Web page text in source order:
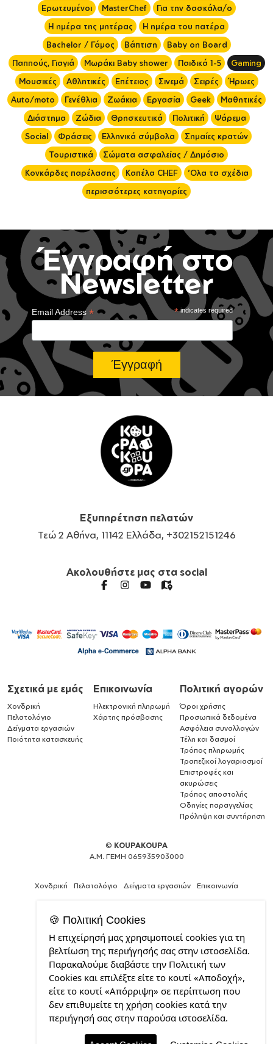
Ερωτευμένοι MasterChef
Για την δασκάλα/ο
Η ημέρα της μητέρας
Η ημέρα του πατέρα
Bachelor / Γάμος
Βάπτιση
Baby on Board
Παππούς, Γιαγιά
Μωράκι Baby shower Παιδικά 1-5
Gaming
Μουσικές
Αθλητικές Επέτειος Σινεμά Σειρές
Ήρωες
Auto/moto
Γενέθλια Ζωάκια Εργασία Geek
Μαθητικές
Διάστημα
Ζώδια Θρησκευτικά Πολιτική
Ψάρεμα
Social
Φράσεις Ελληνικά σύμβολα
Σημαίες κρατών
Τουριστικά
Σώματα ασφαλείας / Δημόσιο
Κονκάρδες παρέλασης
Καπέλα CHEF
'Ολα τα σχέδια
περισσότερες κατηγορίες
Έγγραφή στο
Newsletter
*indicates required
Email Address*
Εξυπηρέτηση πελατών
Τεώ 2 Αθήνα, 11142 Ελλάδα, +302152151246
Ακολουθήστε μας στα social
Σχετικά με εμάς
Χονδρική
Πελατολόγιο
Δείγματα εργασιών
Ποιότητα κατασκευής
Επικοινωνία
Ηλεκτρονική πληρωμή
Χάρτης πρόσβασης
Πολιτική αγορών
Όροι χρήσης
Προσωπικά δεδομένα
Ασφάλεια συναλλαγών
Τέλη και δασμοί
Τρόπος πληρωμής
Τραπεζικοί λογαριασμοί
Επιστροφές και
ακυρώσεις
Τρόπος αποστολής
Οδηγίες παραγγελίας
Πρόληψη και συντήρηση
© KOUPAKOUPA
Α.Μ. ΓΕΜΗ 065935903000
Χονδρική Πελατολόγιο Δείγματα εργασιών Επικοινωνία
Κατασκευή
ιστοσελίδων
και
Web
Design
από
την
CDL.gr
🍪 Πολιτική Cookies
Η επιχείρησή μας χρησιμοποιεί cookies για τη
βελτίωση της περιήγησής σας στην ιστοσελίδα.
Παρακαλούμε διαβάστε την Πολιτική των
Cookies και επιλέξτε είτε το κουτί «Αποδοχή»,
είτε το κουτί «Απόρριψη» σε περίπτωση που
δεν επιθυμείτε τη χρήση cookies κατά την
περιήγησή σας στην παρούσα ιστοσελίδα.